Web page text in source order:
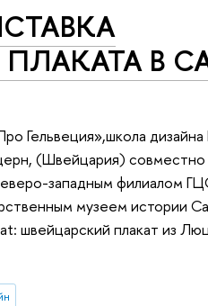
В
Гельвеция»,школа
(Швейцария)
западным филиалом
музеем истории
швейцарский плакат из